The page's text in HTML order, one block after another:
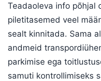
Teadaoleva info põhjal
piletitasemed veel
sealt kinnitada. Sama
andmeid
parkimise ega
samuti kontrollimiseks